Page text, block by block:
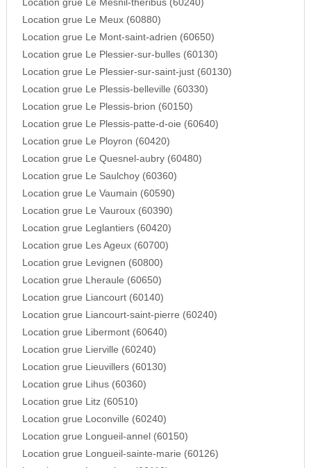
Location grue Le Mesnil-theribus (60240)
Location grue Le Meux (60880)
Location grue Le Mont-saint-adrien (60650)
Location grue Le Plessier-sur-bulles (60130)
Location grue Le Plessier-sur-saint-just (60130)
Location grue Le Plessis-belleville (60330)
Location grue Le Plessis-brion (60150)
Location grue Le Plessis-patte-d-oie (60640)
Location grue Le Ployron (60420)
Location grue Le Quesnel-aubry (60480)
Location grue Le Saulchoy (60360)
Location grue Le Vaumain (60590)
Location grue Le Vauroux (60390)
Location grue Leglantiers (60420)
Location grue Les Ageux (60700)
Location grue Levignen (60800)
Location grue Lheraule (60650)
Location grue Liancourt (60140)
Location grue Liancourt-saint-pierre (60240)
Location grue Libermont (60640)
Location grue Lierville (60240)
Location grue Lieuvillers (60130)
Location grue Lihus (60360)
Location grue Litz (60510)
Location grue Loconville (60240)
Location grue Longueil-annel (60150)
Location grue Longueil-sainte-marie (60126)